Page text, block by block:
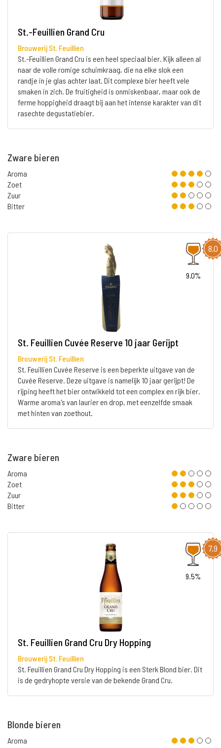
St.-Feuillien Grand Cru
Brouwerij St. Feuillien
St.-Feuillien Grand Cru is een heel speciaal bier. Kijk alleen al
naar de volle romige schuimkraag, die na elke slok een
randje in je glas achter laat. Dit complexe bier heeft vele
smaken in zich. De fruitigheid is onmiskenbaar, maar ook de
ferme hoppigheid draagt bij aan het intense karakter van dit
rasechte degustatiebier.
Zware bieren
Aroma
Zoet
Zuur
Bitter
8,0
9.0%
St. Feuillien Cuvée Reserve 10 jaar Gerijpt
Brouwerij St. Feuillien
St. Feuillien Cuvée Reserve is een beperkte uitgave van de
Cuvée Reserve. Deze uitgave is namelijk 10 jaar gerijpt! De
rijping heeft het bier ontwikkeld tot een complex en rijk bier.
Warme aroma's van laurier en drop, met eenzelfde smaak
met hinten van zoethout.
Zware bieren
Aroma
Zoet
Zuur
Bitter
7,9
9.5%
St. Feuillien Grand Cru Dry Hopping
Brouwerij St. Feuillien
St. Feuillien Grand Cru Dry Hopping is een Sterk Blond bier. Dit
is de gedryhopte versie van de bekende Grand Cru.
Blonde bieren
Aroma